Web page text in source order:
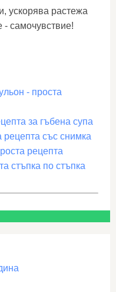
ускорява растежа
- самочувствие!
- проста
за гъбена супа
със снимка
рецепта
стъпка по стъпка